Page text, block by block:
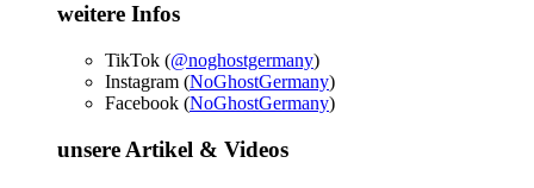
weitere Infos
TikTok (@noghostgermany)
Instagram (NoGhostGermany)
Facebook (NoGhostGermany)
unsere Artikel & Videos